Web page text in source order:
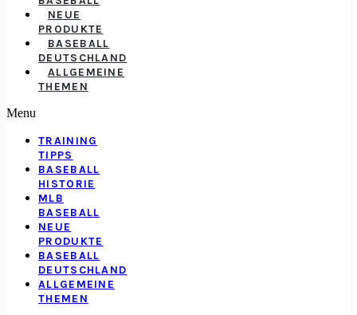
NEUE
PRODUKTE
BASEBALL
DEUTSCHLAND
ALLGEMEINE
THEMEN
Menu
TRAINING
TIPPS
BASEBALL
HISTORIE
MLB
BASEBALL
NEUE
PRODUKTE
BASEBALL
DEUTSCHLAND
ALLGEMEINE
THEMEN